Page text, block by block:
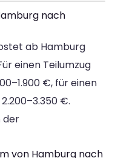
nach
ab Hamburg
einen Teilumzug
€, für einen
€.
der
von Hamburg nach